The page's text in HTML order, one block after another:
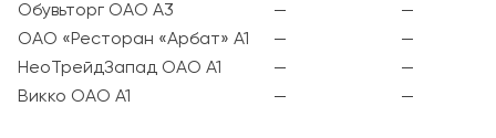
Обувьторг ОАО А3
—
—
ОАО «Ресторан «Арбат» А1
—
—
НеоТрейдЗапад ОАО А1
—
—
Викко ОАО А1
— —